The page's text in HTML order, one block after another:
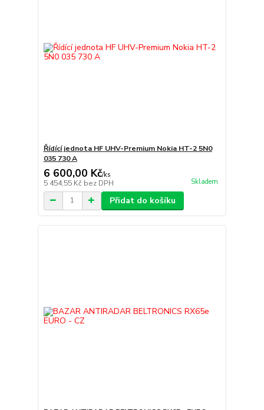
Řídící jednota HF UHV-Premium Nokia HT-2 5N0
035 730 A
6 600,00 Kč/ks
5 454,55 Kč bez DPH Skladem
Přidat do košíku